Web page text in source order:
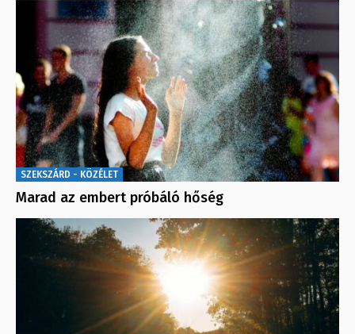
SZEKSZÁRD - KÖZÉLET
Marad az embert próbáló hőség